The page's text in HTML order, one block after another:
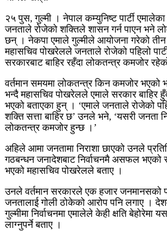
२५ पुस, गुल्मी । नेपाल कम्युनिष्ट पार्टी
जनताले रोजेको शक्तिले शासन गर्न पाएन भने
छन् । नेकपा एमाले गुल्मीले आयोजना गरेको तीन
महासचिव पोखरेलले जनताले रोजेको पहिलो
सरकारबाट बाहिर रहँदा लोकतन्त्र कमजोर
वर्तमान समयमा लोकतन्त्र किन कमजोर भएको
भन्दै महासचिव पोखरेलले एमाले सरकार बाहिर
भएको बताएका हुन् । ‘एमाले जनताले रोजेको
शक्ति सत्ता बाहिर छ’ उनले भने, ‘यसरी जनता
लोकतन्त्र कमजोर हुन्छ ।’
अहिले आमा जनतामा निराशा छाएको उनले
गठबन्धन जनादेशबाट निर्वाचनमै असफल भएको
भएको महासचिव पोखरेलले बताए ।
उनले वर्तमान सरकारले एक हजार जनमानसको
जनतालाई गोली ठोकेको आरोप पनि लगाए ।
गुल्मीमा निर्वाचनमा एमालेले केही क्षति बेहोरेमा
लाग्नुपर्ने बताए ।